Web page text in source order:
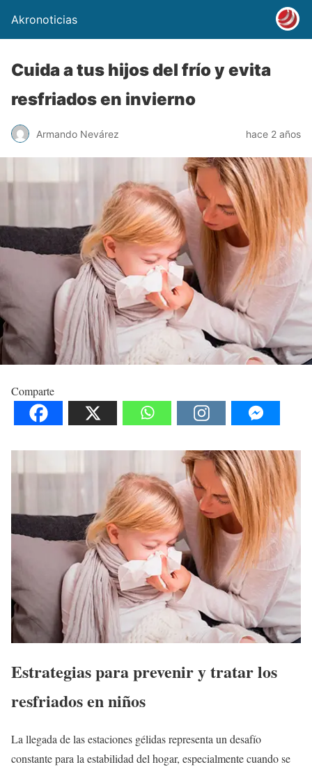
Akronoticias
Cuida a tus hijos del frío y evita
resfriados en invierno
Armando Nevárez hace 2 años
Comparte
Estrategias para prevenir y tratar los
resfriados en niños
La llegada de las estaciones gélidas representa un desafío
constante para la estabilidad del hogar, especialmente cuando se